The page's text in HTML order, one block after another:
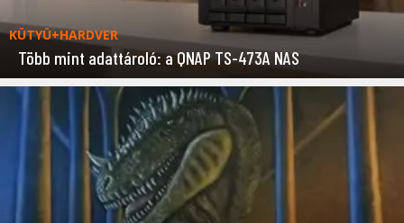
KÜTYÜ+HARDVER
Több mint adattároló: a QNAP TS-473A NAS